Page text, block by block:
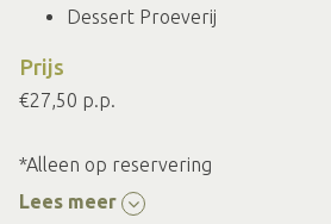
Dessert Proeverij
Prijs
€27,50 p.p.
*Alleen op reservering
Lees meer